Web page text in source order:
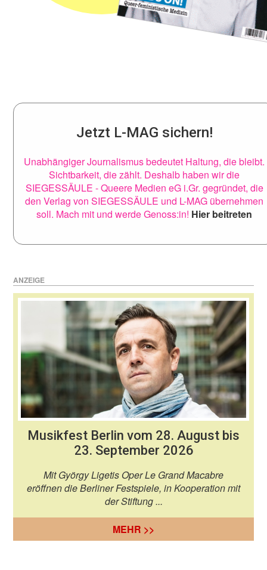
Jetzt L-MAG sichern!
Unabhängiger Journalismus bedeutet Haltung, die bleibt.
Sichtbarkeit, die zählt. Deshalb haben wir die
SIEGESSÄULE - Queere Medien eG i.Gr. gegründet, die
den Verlag von SIEGESSÄULE und L-MAG übernehmen
soll. Mach mit und werde Genoss:in! Hier beitreten
ANZEIGE
Musikfest Berlin vom 28. August bis
23. September 2026
Mit György Ligetis Oper Le Grand Macabre
eröffnen die Berliner Festspiele, in Kooperation mit
der Stiftung ...
MEHR >>